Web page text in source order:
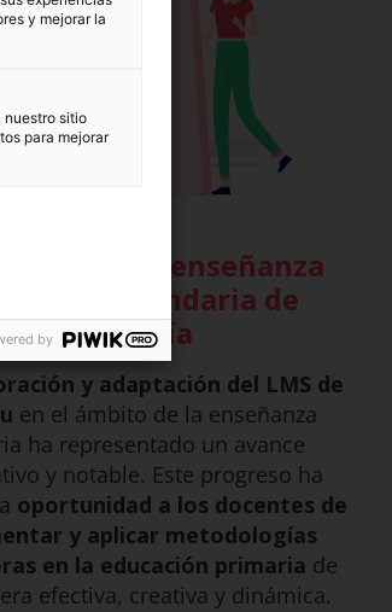
en la enseñanza
y secundaria de
Andalucía
y adaptación del LMS de
en el ámbito de la enseñanza
ha representado un avance
y notable. Este progreso ha
oportunidad a los docentes de
y aplicar metodologías
en la educación primaria de
efectiva, creativa y dinámica.
y mejorar la
nuestro sitio
para mejorar
by